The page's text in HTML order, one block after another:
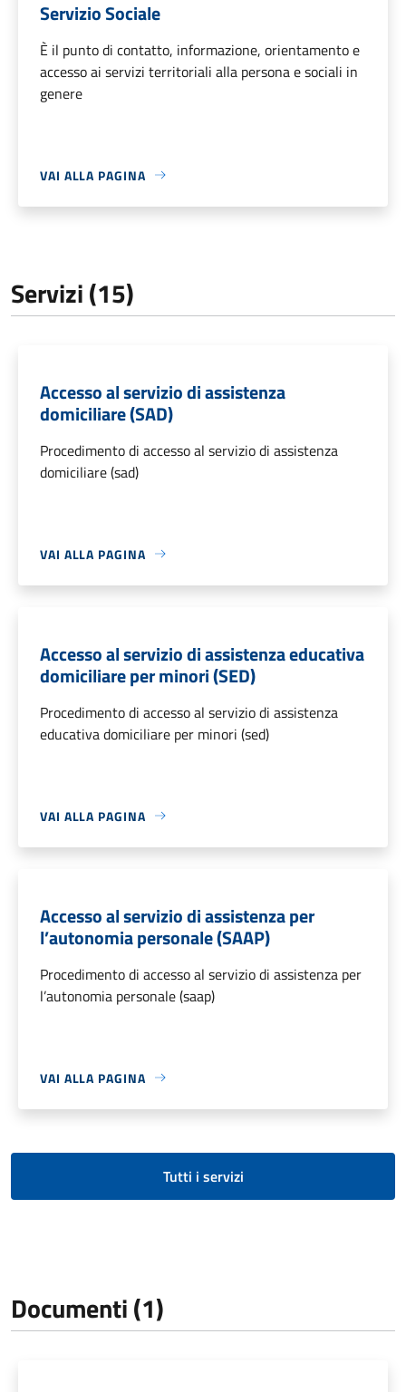
Servizio Sociale
È il punto di contatto, informazione, orientamento e
accesso ai servizi territoriali alla persona e sociali in
genere
VAI ALLA PAGINA
Servizi (15)
Accesso al servizio di assistenza
domiciliare (SAD)
Procedimento di accesso al servizio di assistenza
domiciliare (sad)
VAI ALLA PAGINA
Accesso al servizio di assistenza educativa
domiciliare per minori (SED)
Procedimento di accesso al servizio di assistenza
educativa domiciliare per minori (sed)
VAI ALLA PAGINA
Accesso al servizio di assistenza per
l’autonomia personale (SAAP)
Procedimento di accesso al servizio di assistenza per
l’autonomia personale (saap)
VAI ALLA PAGINA
Tutti i servizi
Documenti (1)